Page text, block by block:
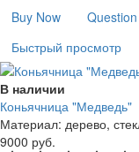
Buy Now
Question
Быстрый просмотр
В наличии
Коньячница "Медведь"
Материал: дерево,
9000 руб.